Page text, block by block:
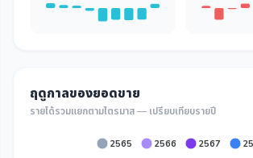
ฤดูกาลของยอดขาย
รายได้รวมแยกตามไตรมาส — เปรียบเทียบรายปี
2565 2566 2567